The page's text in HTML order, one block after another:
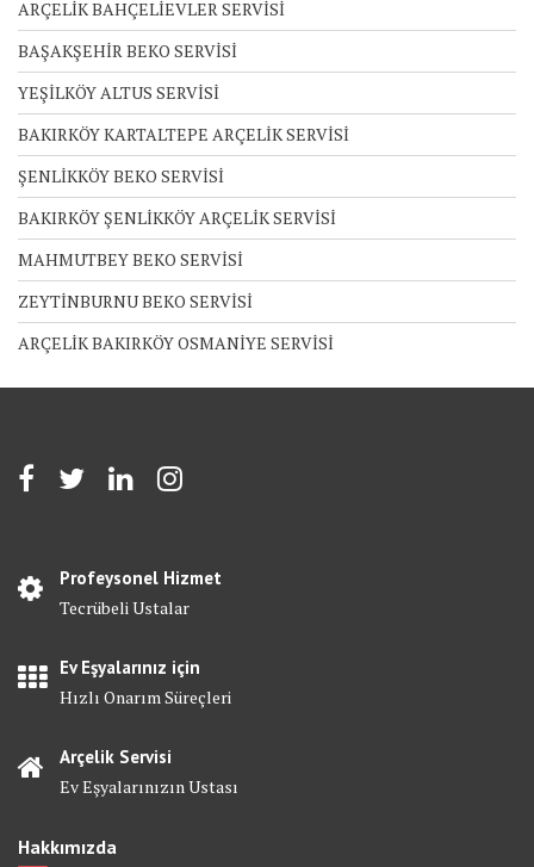
ARÇELİK BAHÇELİEVLER SERVİSİ
BAŞAKŞEHİR BEKO SERVİSİ
YEŞİLKÖY ALTUS SERVİSİ
BAKIRKÖY KARTALTEPE ARÇELİK SERVİSİ
ŞENLİKKÖY BEKO SERVİSİ
BAKIRKÖY ŞENLİKKÖY ARÇELİK SERVİSİ
MAHMUTBEY BEKO SERVİSİ
ZEYTİNBURNU BEKO SERVİSİ
ARÇELİK BAKIRKÖY OSMANİYE SERVİSİ
Profeysonel Hizmet
Tecrübeli Ustalar
Ev Eşyalarınız için
Hızlı Onarım Süreçleri
Arçelik Servisi
Ev Eşyalarınızın Ustası
Hakkımızda